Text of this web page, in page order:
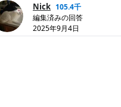
Nick 105.4千
編集済みの回答
2025年9月4日